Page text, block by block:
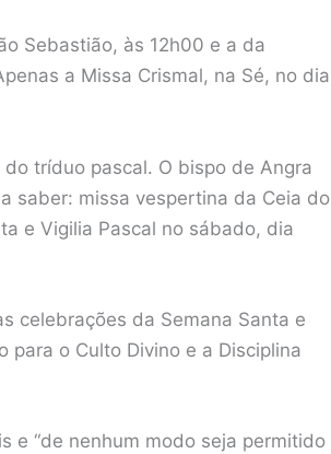
Sebastião, às 12h00 e a da
a Missa Crismal, na Sé, no dia
tríduo pascal. O bispo de Angra
saber: missa vespertina da Ceia do
e Vigilia Pascal no sábado, dia
celebrações da Semana Santa e
para o Culto Divino e a Disciplina
e “de nenhum modo seja permitido